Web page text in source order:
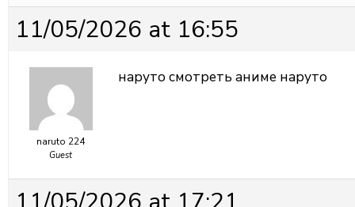
11/05/2026 at 16:55
naruto 224
Guest
наруто смотреть аниме наруто